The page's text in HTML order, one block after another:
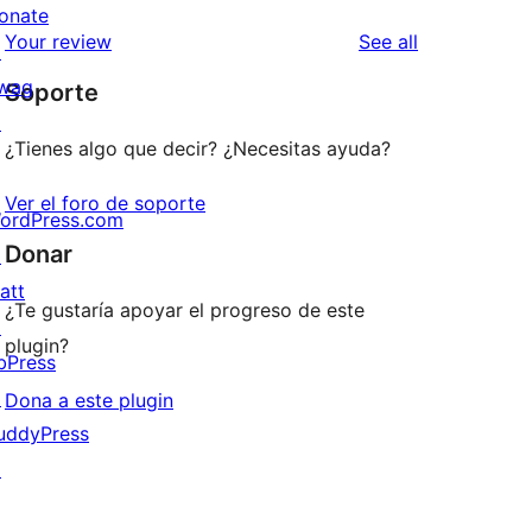
review
star
reviews
1-
star
reviews
Your review See all
Soporte
¿Tienes algo que decir? ¿Necesitas ayuda?
Ver el foro de soporte
Donar
¿Te gustaría apoyar el progreso de este
plugin?
Dona a este plugin